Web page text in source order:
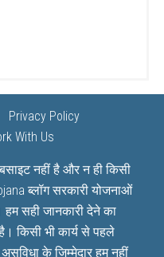
Privacy Policy
With Us
नहीं है और न ही किसी
ब्लॉग सरकारी योजनाओं
सही जानकारी देने का
किसी भी कार्य से पहले
के जिम्मेदार हम नहीं